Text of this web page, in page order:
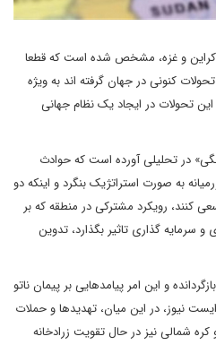
و غزه، مشخص شده است که قطعا
تحولات کنونی در جهان گرفته اند به ویژه
تحولات در ایجاد یک نظام جهانی
در تحلیلی آورده است که حوادث
به صورت استراتژیک بنگرد و اینکه دو
کنند، رویکرد مشترکی در منطقه که بر
و سرمایه گذاری تاثیر بگذارد، تدوین
و این امر پیامدهایی بر پیمان ناتو
نیوز، در این میان، تهدیدها و حملات
شمالی نیز در حال تقویت زرادخانه